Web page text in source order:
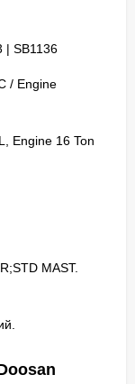
| SB1136
/ Engine
Engine 16 Ton
MAST.